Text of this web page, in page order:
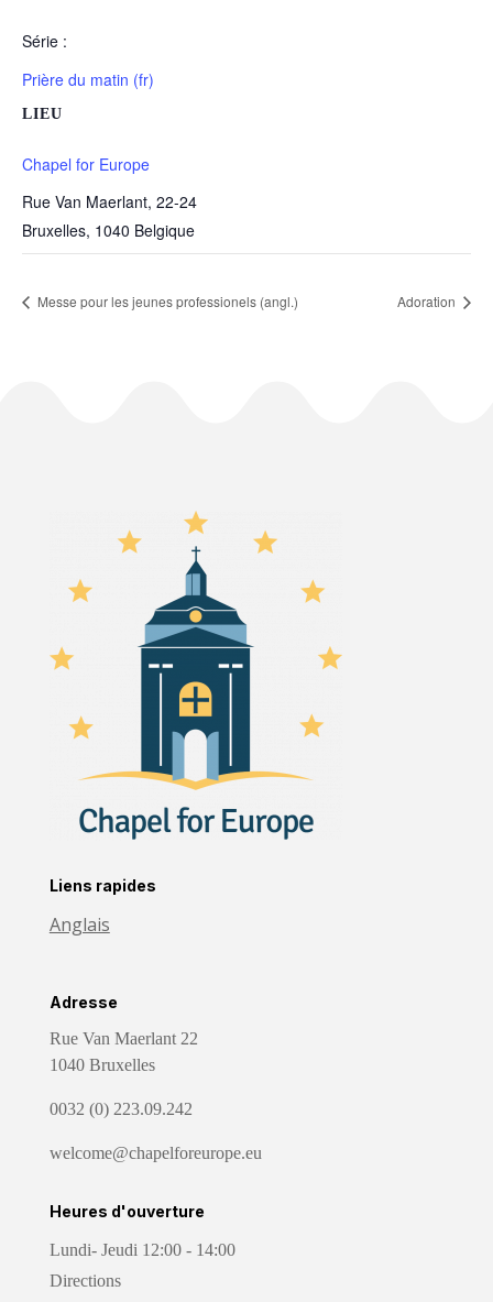
Série :
Prière du matin (fr)
LIEU
Chapel for Europe
Rue Van Maerlant, 22-24
Bruxelles, 1040 Belgique
Messe pour les jeunes professionels (angl.) Adoration
Liens rapides
Anglais
Adresse
Rue Van Maerlant 22
1040 Bruxelles
0032 (0) 223.09.242
welcome@chapelforeurope.eu
Heures d'ouverture
Lundi- Jeudi 12:00 - 14:00
Directions